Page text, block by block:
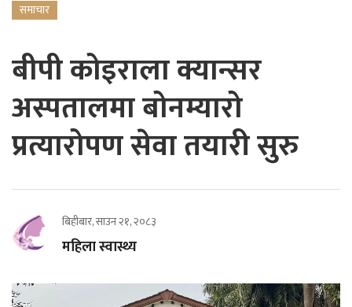
समाचार
बीपी कोइराला क्यान्सर
अस्पतालमा बोनम्यारो
प्रत्यारोपण सेवा तयारी सुरु
बिहीबार, साउन २१, २०८३
महिला स्वास्थ्य